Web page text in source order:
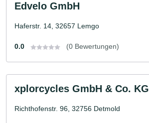
Edvelo GmbH
Haferstr. 14, 32657 Lemgo
0.0 (0 Bewertungen)
xplorcycles GmbH & Co. KG
Richthofenstr. 96, 32756 Detmold